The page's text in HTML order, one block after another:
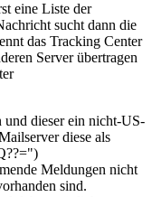
eine Liste der
sucht dann die
das Tracking Center
Server übertragen
und dieser ein nicht-US-
diese als
Meldungen nicht
sind.